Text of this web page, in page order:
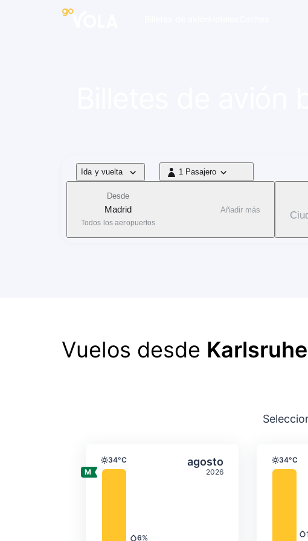
Tipo de vuelo
Ida y vuelta 1 Pasajero
1 Pasajero
Desde
Madrid
Todos los aeropuertos
Añadir más
Vuelos desde
agosto
2026
Temperatura y precipitación
Temperatura
34°C
6%
Seleccionar agosto34°C